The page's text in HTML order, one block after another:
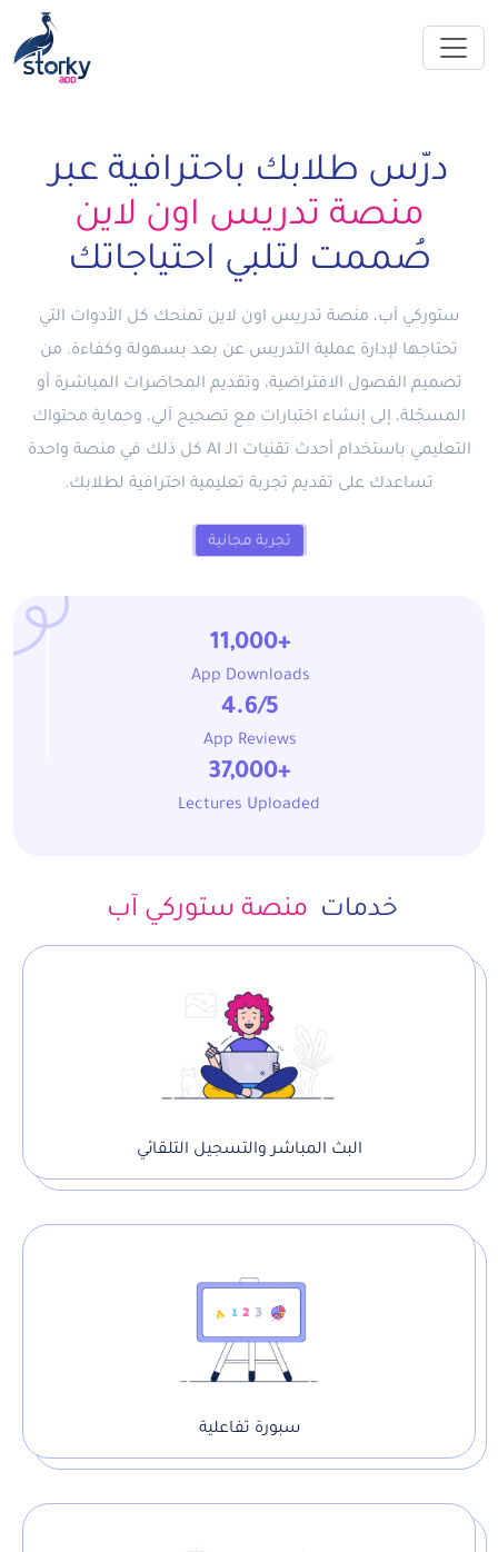
درّس طلابك باحترافية عبر
منصة تدريس اون لاين
صُممت لتلبي احتياجاتك
ستوركي آب، منصة تدريس اون لاين تمنحك كل الأدوات التي
تحتاجها لإدارة عملية التدريس عن بعد بسهولة وكفاءة. من
تصميم الفصول الافتراضية، وتقديم المحاضرات المباشرة أو
المسجّلة، إلى إنشاء اختبارات مع تصحيح آلي، وحماية محتواك
التعليمي باستخدام أحدث تقنيات الـ AI كل ذلك في منصة واحدة
تساعدك على تقديم تجربة تعليمية احترافية لطلابك.
تجربة مجانية
+11,000
App Downloads
4.6/5
App Reviews
+37,000
Lectures Uploaded
خدمات منصة ستوركي آب
البث المباشر والتسجيل التلقائي
سبورة تفاعلية